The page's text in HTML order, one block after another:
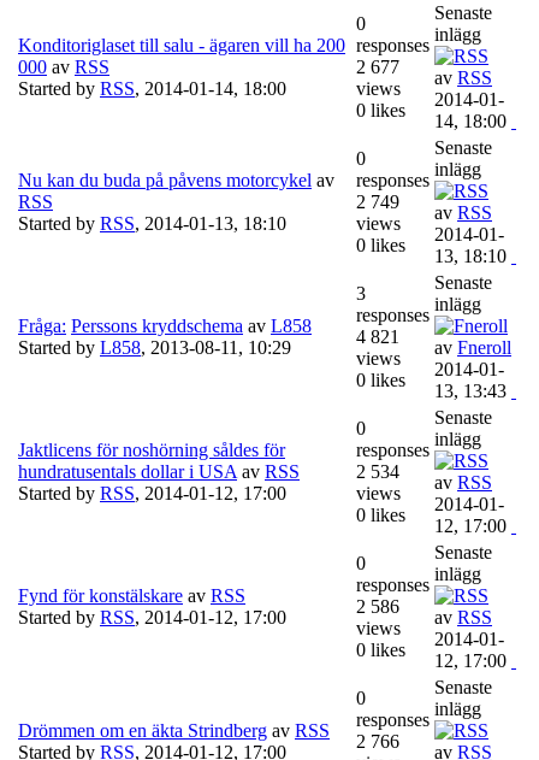
Konditoriglaset till salu - ägaren vill ha 200
000 av RSS
Started by RSS, 2014-01-14, 18:00
0
responses
2 677
views
0 likes
Senaste
inlägg
av RSS
2014-01-
14, 18:00
Nu kan du buda på påvens motorcykel av
RSS
Started by RSS, 2014-01-13, 18:10
0
responses
2 749
views
0 likes
Senaste
inlägg
av RSS
2014-01-
13, 18:10
Fråga: Perssons kryddschema av L858
Started by L858, 2013-08-11, 10:29
3
responses
4 821
views
0 likes
Senaste
inlägg
av Fneroll
2014-01-
13, 13:43
Jaktlicens för noshörning såldes för
hundratusentals dollar i USA av RSS
Started by RSS, 2014-01-12, 17:00
0
responses
2 534
views
0 likes
Senaste
inlägg
av RSS
2014-01-
12, 17:00
Fynd för konstälskare av RSS
Started by RSS, 2014-01-12, 17:00
0
responses
2 586
views
0 likes
Senaste
inlägg
av RSS
2014-01-
12, 17:00
Drömmen om en äkta Strindberg av RSS
Started by RSS, 2014-01-12, 17:00
0
responses
2 766
Senaste
inlägg
av RSS